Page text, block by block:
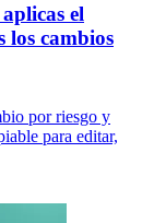
el
los cambios
por riesgo y
para editar,